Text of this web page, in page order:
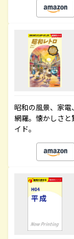
昭和の風景、家
網羅。懐かしさ
イド。